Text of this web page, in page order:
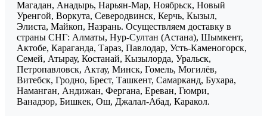
Магадан, Анадырь, Нарьян-Мар, Ноябрьск, Новый
Уренгой, Воркута, Северодвинск, Керчь, Кызыл,
Элиста, Майкоп, Назрань. Осуществляем доставку в
страны СНГ: Алматы, Нур-Султан (Астана), Шымкент,
Актобе, Караганда, Тараз, Павлодар, Усть-Каменогорск,
Семей, Атырау, Костанай, Кызылорда, Уральск,
Петропавловск, Актау, Минск, Гомель, Могилёв,
Витебск, Гродно, Брест, Ташкент, Самарканд, Бухара,
Наманган, Андижан, Фергана, Ереван, Гюмри,
Ванадзор, Бишкек, Ош, Джалал-Абад, Каракол.